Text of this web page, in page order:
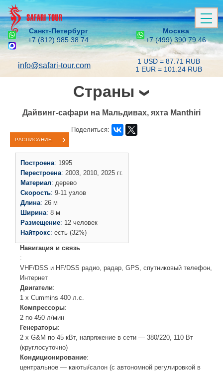
Санкт-Петербург
+7 (812) 985 38 74
Москва
+7 (499) 390 79 46
info@safari-tour.com
1 USD = 87.71 RUB
1 EUR = 101.24 RUB
Страны
Дайвинг-сафари на Мальдивах, яхта Manthiri
Поделиться:
РАСПИСАНИЕ
Построена: 1995
Перестроена: 2003, 2010, 2025 гг.
Материал: дерево
Скорость: 9-11 узлов
Длина: 26 м
Ширина: 8 м
Размещение: 12 человек
Найтрокс: есть (32%)
Навигация и связь
:
VHF/DSS и HF/DSS радио, радар, GPS, спутниковый телефон,
Интернет
Двигатели:
1 х Cummins 400 л.с.
Компрессоры:
2 по 450 л/мин
Генераторы:
2 х G&M по 45 кВт, напряжение в сети — 380/220, 110 Вт
(круглосуточно)
Кондиционирование:
центральное — каюты/салон (с автономной регулировкой в